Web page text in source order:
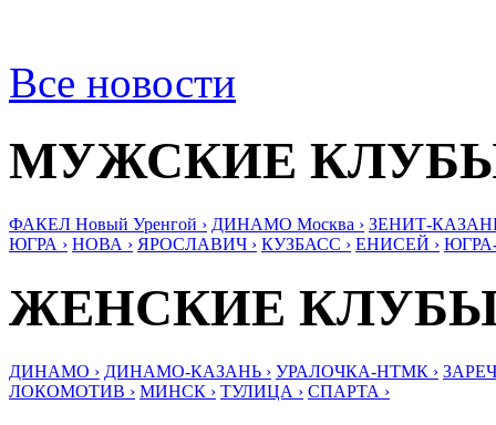
Все новости
МУЖСКИЕ
ФАКЕЛ Новый Уренгой › ДИНАМО Москва › ЗЕНИТ-
ЮГРА › НОВА › ЯРОСЛАВИЧ › КУЗБАСС › ЕНИСЕЙ ›
ЖЕНСКИЕ
ДИНАМО › ДИНАМО-КАЗАНЬ › УРАЛОЧКА-НТМК ›
ЛОКОМОТИВ › МИНСК › ТУЛИЦА › СПАРТА ›